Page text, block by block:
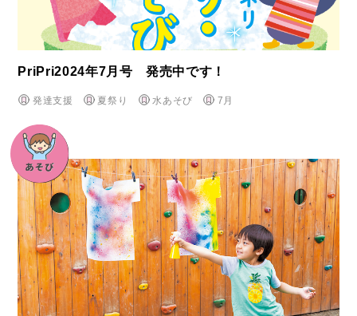
PriPri2024年7月号 発売中です！
発達支援 夏祭り 水あそび 7月